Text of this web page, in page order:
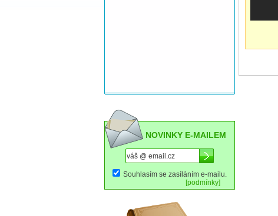
NOVINKY E-MAILEM
Souhlasím se zasíláním e-mailu.
[podmínky]